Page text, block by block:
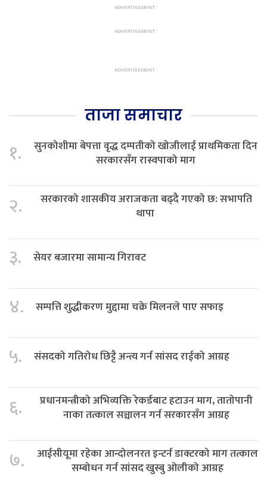
ताजा समाचार
१.
सुनकोशीमा बेपत्ता वृद्ध दम्पतीको खोजीलाई प्राथमिकता दिन
सरकारसँग रास्वपाको माग
२.
सरकारको शासकीय अराजकता बढ्दै गएको छ: सभापति
थापा
३. सेयर बजारमा सामान्य गिरावट
४. सम्पत्ति शुद्धीकरण मुद्दामा चक्रे मिलनले पाए सफाइ
५. संसदको गतिरोध छिट्टै अन्त्य गर्न सांसद राईको आग्रह
६.
प्रधानमन्त्रीको अभिव्यक्ति रेकर्डबाट हटाउन माग, तातोपानी
नाका तत्काल सञ्चालन गर्न सरकारसँग आग्रह
७.
आईसीयूमा रहेका आन्दोलनरत इन्टर्न डाक्टरको माग तत्काल
सम्बोधन गर्न सांसद खुस्बु ओलीको आग्रह